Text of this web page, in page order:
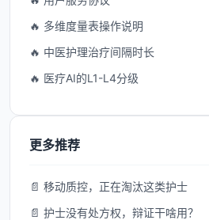
🔥 多维度量表操作说明
🔥 中医护理治疗间隔时长
🔥 医疗AI的L1-L4分级
更多推荐
📄 移动质控，正在淘汰这类护士
📄 护士没有处方权，辩证干啥用？